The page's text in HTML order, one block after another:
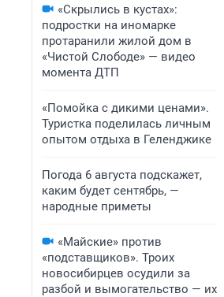
«Скрылись в кустах»:
подростки на иномарке
протаранили жилой дом в
«Чистой Слободе» — видео
момента ДТП
«Помойка с дикими ценами».
Туристка поделилась личным
опытом отдыха в Геленджике
Погода 6 августа подскажет,
каким будет сентябрь, —
народные приметы
«Майские» против
«подставщиков». Троих
новосибирцев осудили за
разбой и вымогательство — их